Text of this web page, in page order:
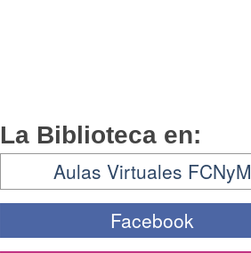
La Biblioteca en:
Aulas Virtuales FCNyM
Facebook